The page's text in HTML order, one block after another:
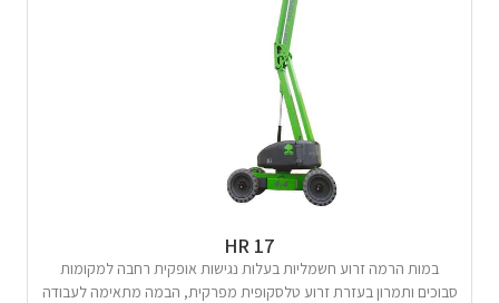
HR 17
במות הרמה זרוע חשמליות בעלות נגישות אופקית רחבה למקומות
סבוכים ותמרון בעזרת זרוע טלסקופית מפרקית, הבמה מתאימה לעבודה